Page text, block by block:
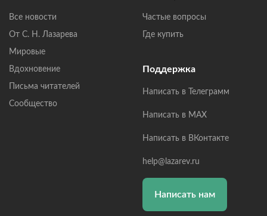
Все новости
От С. Н. Лазарева
Мировые
Вдохновение
Письма читателей
Сообщество
Частые вопросы
Где купить
Поддержка
Написать в Телеграмм
Написать в MAX
Написать в ВКонтакте
help@lazarev.ru
Написать нам